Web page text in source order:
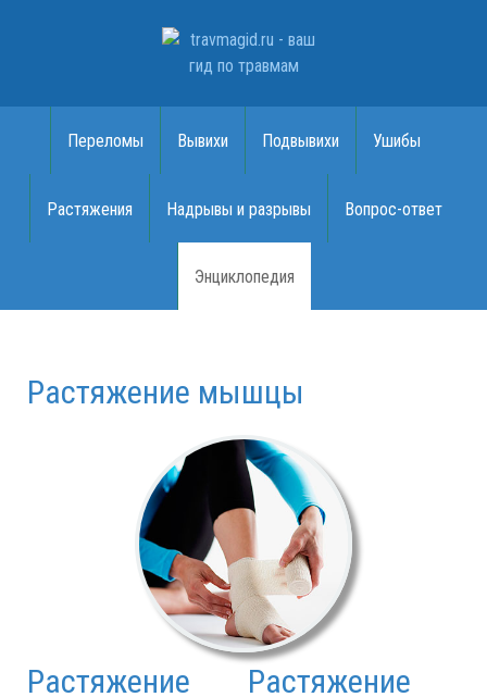
Переломы Вывихи Подвывихи Ушибы
Растяжения Надрывы и разрывы Вопрос-ответ
Энциклопедия
Растяжение мышцы
Растяжение
Растяжение